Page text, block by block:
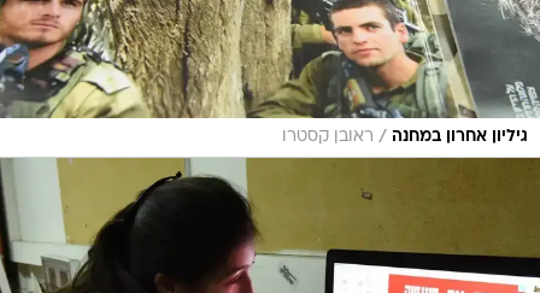
גיליון אחרון במחנה / ראובן קסטרו